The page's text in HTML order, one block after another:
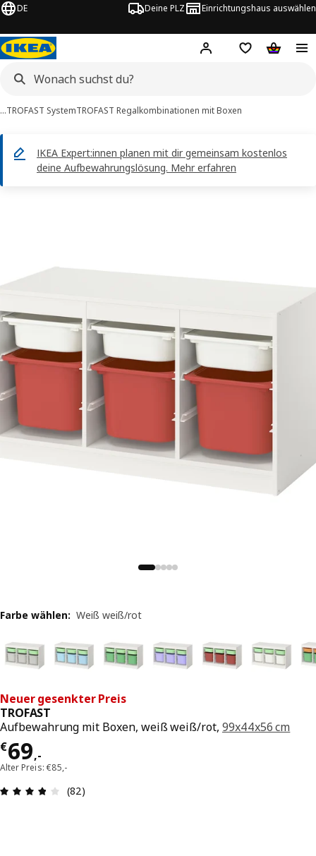
DE Deine PLZ Einrichtungshaus auswählen
Hej! Jetzt anmelden.
Einkaufsliste
…TROFAST SystemTROFAST Regalkombinationen mit Boxen
IKEA Expert:innen planen mit dir gemeinsam kostenlos
deine Aufbewahrungslösung. Mehr erfahren
Neuer gesenkter Preis
TROFAST
Aufbewahrung mit Boxen, weiß weiß/rot, 99x44x56 cm
€69,-
Preis € 69,-
Alter Preis: €85,-
Produktbewertung: 3.8 von 5 Sterne Alle
(82)
Farbe wählen: Weiß weiß/rot